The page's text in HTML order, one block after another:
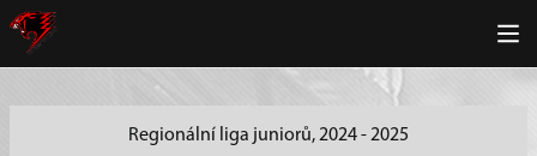
Regionální liga juniorů, 2024 - 2025